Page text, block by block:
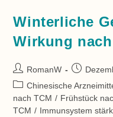
Winterliche
Wirkung
Beitrags-
Autor:
RomanW
Beitrag
Beitrags-
Kategorie:
Chinesische
nach TCM / Frühstück
TCM / Immunsystem